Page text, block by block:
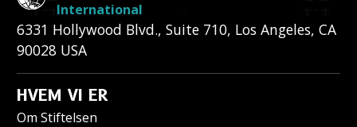
International
6331 Hollywood Blvd., Suite 710, Los Angeles, CA
90028 USA
HVEM VI ER
Om Stiftelsen